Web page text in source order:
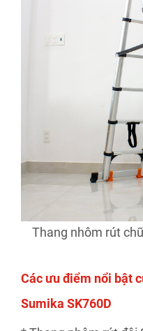
Thang nhôm rút
Các ưu điểm nổi bật
Sumika SK760D